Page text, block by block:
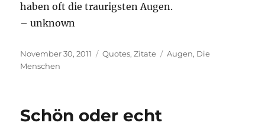
haben oft die traurigsten Augen.
– unknown
Posted
on
November 30, 2011 Categories
Quotes,Zitate Tags
Augen, Die
Menschen
Schön oder echt